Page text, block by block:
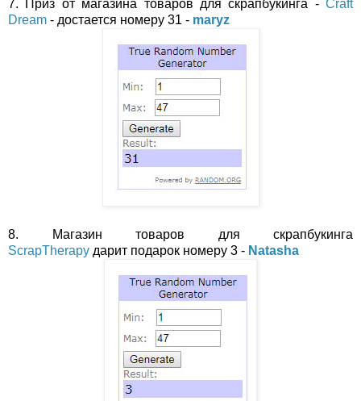
7. Приз от магазина товаров для скрапбукинга - Craft
Dream - достается номеру 31 - maryz
8. Магазин товаров для скрапбукинга
ScrapTherapy дарит подарок номеру 3 - Natasha